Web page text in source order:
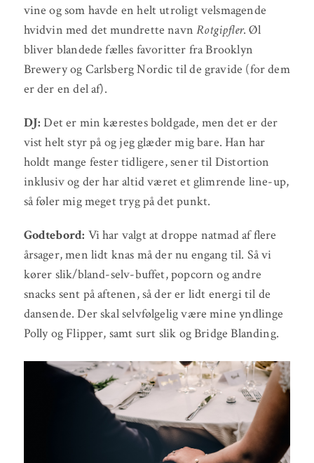
vine og som havde en helt utroligt velsmagende
hvidvin med det mundrette navnRotgipfler. Øl
bliver blandede fælles favoritter fra Brooklyn
Brewery og Carlsberg Nordic til de gravide (for dem
er der en del af).
DJ: Det er min kærestes boldgade, men det er der
vist helt styr på og jeg glæder mig bare. Han har
holdt mange fester tidligere, sener til Distortion
inklusiv og der har altid været et glimrende line-up,
så føler mig meget tryg på det punkt.
Godtebord: Vi har valgt at droppe natmad af flere
årsager, men lidt knas må der nu engang til. Så vi
kører slik/bland-selv-buffet, popcorn og andre
snacks sent på aftenen, så der er lidt energi til de
dansende. Der skal selvfølgelig være mine yndlinge
Polly og Flipper, samt surt slik og Bridge Blanding.